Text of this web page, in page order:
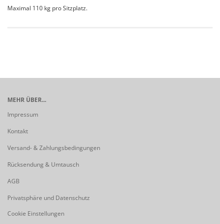
Maximal 110 kg pro Sitzplatz.
MEHR ÜBER...
Impressum
Kontakt
Versand- & Zahlungsbedingungen
Rücksendung & Umtausch
AGB
Privatsphäre und Datenschutz
Cookie Einstellungen